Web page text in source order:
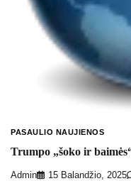
PASAULIO NAUJIENOS
Trumpo „šoko ir
Admin 15 Balandžio, 2025